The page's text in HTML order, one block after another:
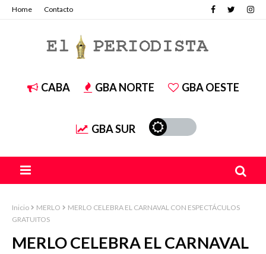
Home Contacto
CABA GBA NORTE GBA OESTE
GBA SUR
Inicio MERLO
MERLO CELEBRA EL CARNAVAL CON ESPECTÁCULOS
GRATUITOS
MERLO CELEBRA EL CARNAVAL